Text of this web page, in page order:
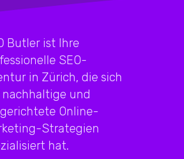
Butler ist Ihre
SEO-
in Zürich, die sich
und
Online-
Strategien
hat.